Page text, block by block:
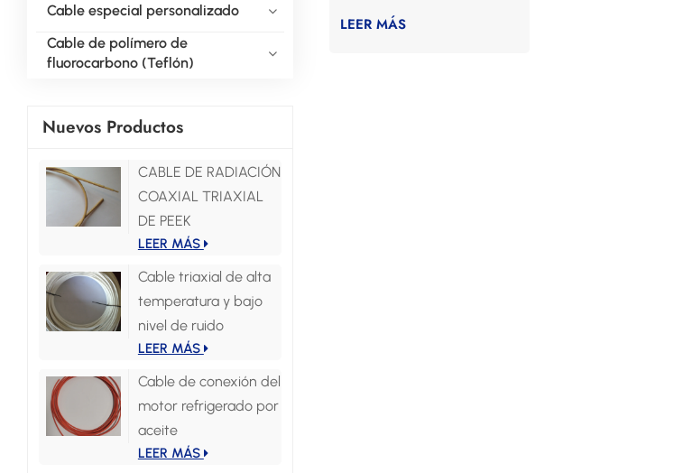
Cable especial personalizado
Cable de polímero de
fluorocarbono (Teflón)
Nuevos Productos
CABLE DE RADIACIÓN
COAXIAL TRIAXIAL
DE PEEK
LEER MÁS
Cable triaxial de alta
temperatura y bajo
nivel de ruido
LEER MÁS
Cable de conexión del
motor refrigerado por
aceite
LEER MÁS
LEER MÁS